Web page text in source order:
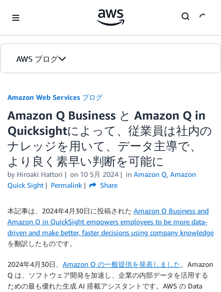
AWS ブログ
カテゴリ
エディション
Amazon Web Services ブログ
Amazon Q Business と Amazon Q in
Quicksightによって、従業員は社内の
ナレッジを用いて、データ主導で、
より良く素早い判断を可能に
by Hiroaki Hattori on 10 5月 2024 in Amazon Q, Amazon
Quick Sight
Permalink Share
本記事は、2024年4月30日に投稿された Amazon Q Business and
Amazon Q in QuickSight empowers employees to be more data-
driven and make better, faster decisions using company knowledge
を翻訳したものです。
2024年4月30日、 Amazon Q の一般提供を発表しました。Amazon
Q は、ソフトウェア開発を加速し、企業の内部データを活用する
ための最も優れた生成 AI 搭載アシスタントです。AWS の Data